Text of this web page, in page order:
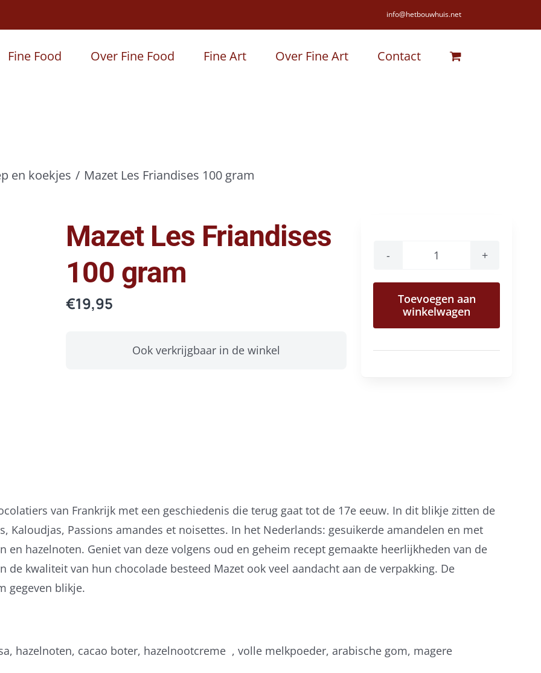
info@hetbouwhuis.net
Fine Food Over Fine Food Fine Art Over Fine Art Contact
en koekjes Mazet Les Friandises 100 gram
Mazet Les Friandises
100 gram
€19,95
Ook verkrijgbaar in de winkel
Mazet
Les
Friandises
100
Toevoegen aan
winkelwagen
van Frankrijk met een geschiedenis die terug gaat tot de 17e eeuw. In dit blikje zitten de
Kaloudjas, Passions amandes et noisettes. In het Nederlands: gesuikerde amandelen en met
hazelnoten. Geniet van deze volgens oud en geheim recept gemaakte heerlijkheden van de
de kwaliteit van hun chocolade besteed Mazet ook veel aandacht aan de verpakking. De
gegeven blikje.
hazelnoten, cacao boter, hazelnootcreme , volle melkpoeder, arabische gom, magere